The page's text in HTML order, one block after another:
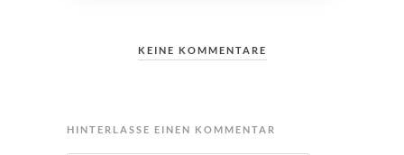
KEINE KOMMENTARE
HINTERLASSE EINEN KOMMENTAR